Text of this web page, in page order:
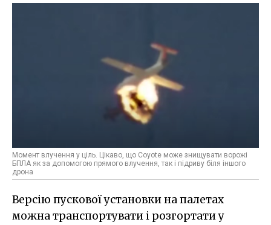
Момент влучення у ціль. Цікаво, що Coyote може знищувати ворожі
БПЛА як за допомогою прямого влучення, так і підриву біля іншого
дрона
Версію пускової установки на палетах
можна транспортувати і розгортати у